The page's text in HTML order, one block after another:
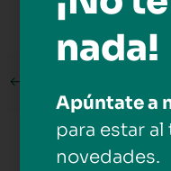
←
Deja una
nada!
Apúntate a
para estar
novedades.